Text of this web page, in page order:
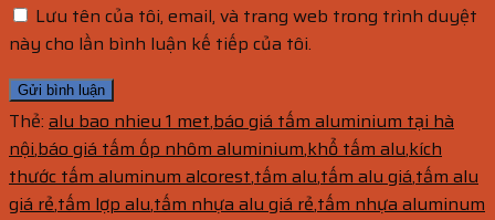
Lưu tên của tôi, email, và trang web trong trình duyệt
này cho lần bình luận kế tiếp của tôi.
Thẻ: alu bao nhieu 1 met,báo giá tấm aluminium tại hà
nội,báo giá tấm ốp nhôm aluminium,khổ tấm alu,kích
thước tấm aluminum alcorest,tấm alu,tấm alu giá,tấm alu
giá rẻ,tấm lợp alu,tấm nhựa alu giá rẻ,tấm nhựa aluminum